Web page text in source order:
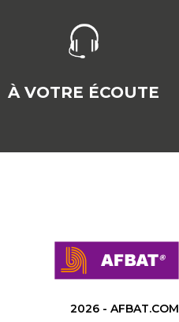
À VOTRE ÉCOUTE
2026 - AFBAT.COM